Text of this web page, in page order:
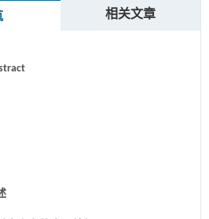
相关文章